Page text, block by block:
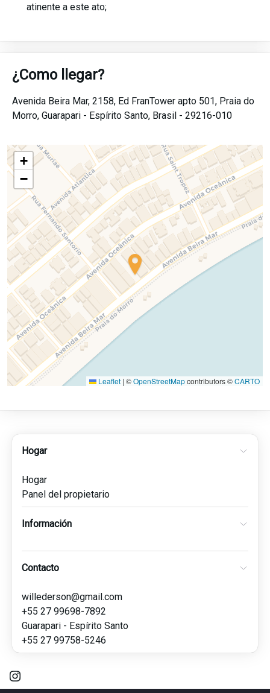
atinente a este ato;
¿Como llegar?
Avenida Beira Mar, 2158, Ed FranTower apto 501, Praia do
Morro, Guarapari - Espírito Santo, Brasil - 29216-010
+
−
Leaflet | ©OpenStreetMapcontributors ©CARTO
Hogar
Hogar
Panel del propietario
Información
Contacto
willederson@gmail.com
+55 27 99698-7892
Guarapari - Espírito Santo
+55 27 99758-5246